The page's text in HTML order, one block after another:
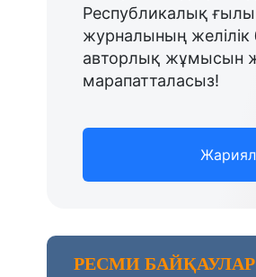
Республикалық
журналының
авторлық жұмысын
марапатталасыз!
РЕСМИ БАЙҚАУЛАР